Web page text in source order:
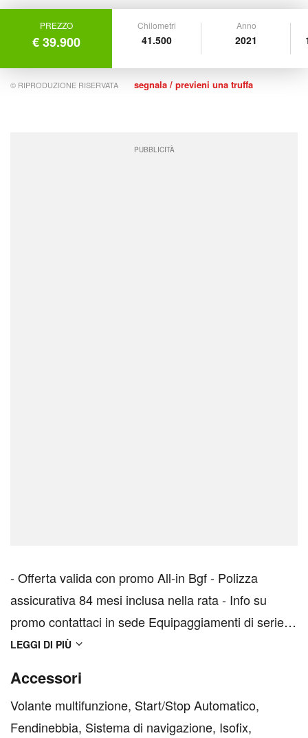
PREZZO
€ 39.900
Chilometri
41.500
Anno
2021
© RIPRODUZIONE RISERVATA segnala / previeni una truffa
PUBBLICITÀ
- Offerta valida con promo All-in Bgf - Polizza
assicurativa 84 mesi inclusa nella rata - Info su
promo contattaci in sede Equipaggiamenti di serie: -
4 posti - Abs - Airbag disinseribile - Airbag frontali -
LEGGI DI PIÙ
Accessori
Volante multifunzione, Start/Stop Automatico,
Fendinebbia, Sistema di navigazione, Isofix,